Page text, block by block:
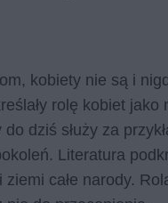
kobiety nie są i
rolę kobiet
dziś służy za
Literatura
ziemi całe narody.